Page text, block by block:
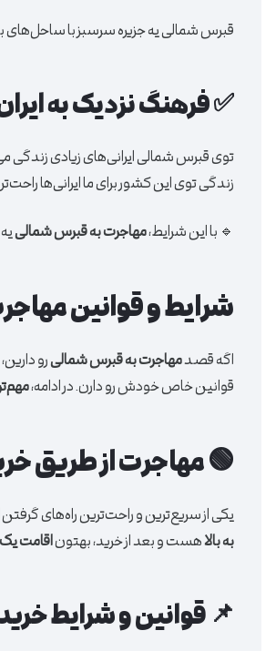
قبرس شمالی یه جزیره سرسبز با ساحل‌های
✅ فرهنگ نزدیک به
توی قبرس شمالی ایرانی‌های زیادی زندگی
زندگی توی این کشور برای ما ایرانی‌ها
🔹 با این شرایط،مهاجرت به قبرس شمالی
شرایط و قوانین
اگه قصدمهاجرت به قبرس شمالیرو
قوانین خاص خودش رو دارن. در ادامه،
🟢 مهاجرت از طریق
یکی از سریع‌ترین و راحت‌ترین راه‌های گرفتن
به بالاهست و بعد از خرید، بهتوناقامت
📌 قوانین و شرایط